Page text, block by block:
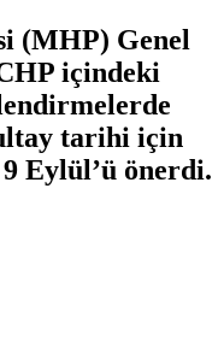
(MHP) Genel
içindeki
tarihi için
Eylül’ü önerdi.